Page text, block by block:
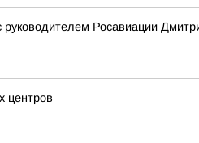
руководителем Росавиации
центров